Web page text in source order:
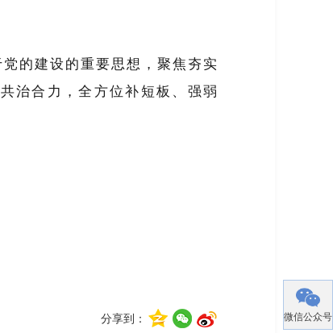
的建设的重要思想，聚焦夯实
治合力，全方位补短板、强弱
分享到： 微信公众号